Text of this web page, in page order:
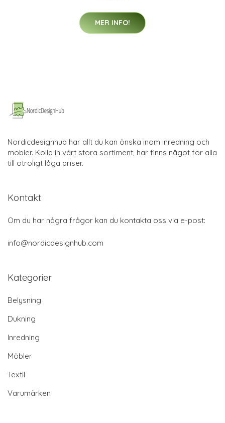
MER INFO!
Nordicdesignhub har allt du kan önska inom inredning och
möbler. Kolla in vårt stora sortiment, här finns något för alla
till otroligt låga priser.
Kontakt
Om du har några frågor kan du kontakta oss via e-post:
info@nordicdesignhub.com
Kategorier
Belysning
Dukning
Inredning
Möbler
Textil
Varumärken